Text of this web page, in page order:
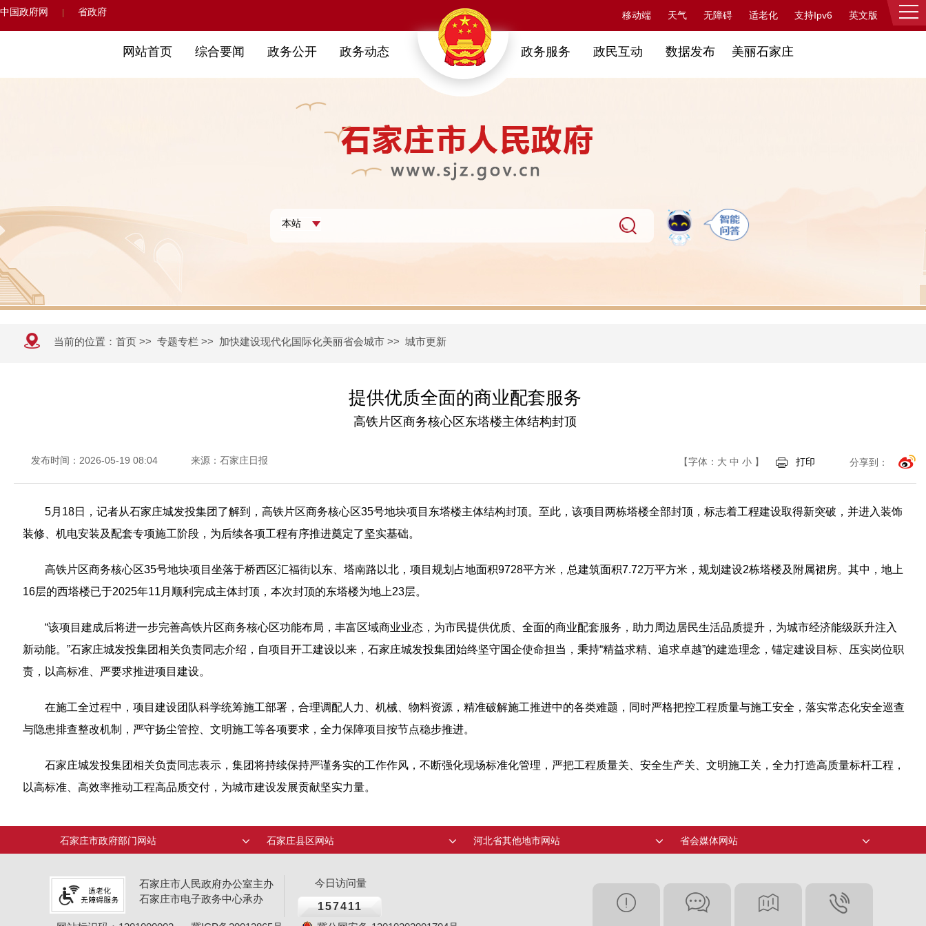
中国政府网 省政府 移动端 天气 无障碍 适老化 支持Ipv6 英文版 登录
网站首页 综合要闻 政务公开 政务动态 政务服务 政民互动 数据发布 美丽石家庄
当前的位置： 首页 >> 专题专栏 >> 加快建设现代化国际化美丽省会城市 >> 城市更新
提供优质全面的商业配套服务
高铁片区商务核心区东塔楼主体结构封顶
发布时间：2026-05-19 08:04 来源：石家庄日报 【字体： 大 中 小 】 打印 分享到：
5月18日，记者从石家庄城发投集团了解到，高铁片区商务核心区35号地块项目东塔楼主体结构封顶。至此，该项目两栋塔楼全部封顶，标志着工程建设取得新突破，并进入装饰
装修、机电安装及配套专项施工阶段，为后续各项工程有序推进奠定了坚实基础。
高铁片区商务核心区35号地块项目坐落于桥西区汇福街以东、塔南路以北，项目规划占地面积9728平方米，总建筑面积7.72万平方米，规划建设2栋塔楼及附属裙房。其中，地上
16层的西塔楼已于2025年11月顺利完成主体封顶，本次封顶的东塔楼为地上23层。
“该项目建成后将进一步完善高铁片区商务核心区功能布局，丰富区域商业业态，为市民提供优质、全面的商业配套服务，助力周边居民生活品质提升，为城市经济能级跃升注入
新动能。”石家庄城发投集团相关负责同志介绍，自项目开工建设以来，石家庄城发投集团始终坚守国企使命担当，秉持“精益求精、追求卓越”的建造理念，锚定建设目标、压实岗位职
责，以高标准、严要求推进项目建设。
在施工全过程中，项目建设团队科学统筹施工部署，合理调配人力、机械、物料资源，精准破解施工推进中的各类难题，同时严格把控工程质量与施工安全，落实常态化安全巡查
与隐患排查整改机制，严守扬尘管控、文明施工等各项要求，全力保障项目按节点稳步推进。
石家庄城发投集团相关负责同志表示，集团将持续保持严谨务实的工作作风，不断强化现场标准化管理，严把工程质量关、安全生产关、文明施工关，全力打造高质量标杆工程，
以高标准、高效率推动工程高品质交付，为城市建设发展贡献坚实力量。